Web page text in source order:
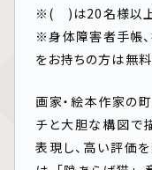
※( )は20名様以
※身体障害者手帳
をお持ちの方は無料
画家・絵本作家の
チと大胆な構図で
表現し、高い評価